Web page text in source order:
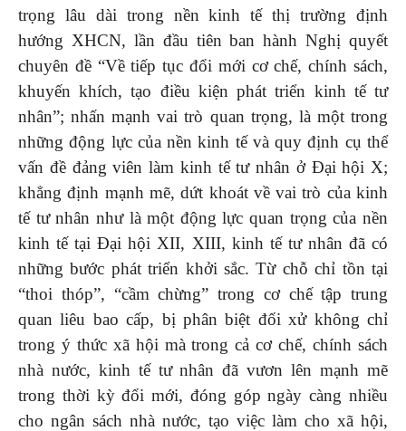
trọng lâu dài trong nền kinh tế thị trường định
hướng XHCN, lần đầu tiên ban hành Nghị quyết
chuyên đề “Về tiếp tục đổi mới cơ chế, chính sách,
khuyến khích, tạo điều kiện phát triển kinh tế tư
nhân”; nhấn mạnh vai trò quan trọng, là một trong
những động lực của nền kinh tế và quy định cụ thể
vấn đề đảng viên làm kinh tế tư nhân ở Đại hội X;
khẳng định mạnh mẽ, dứt khoát về vai trò của kinh
tế tư nhân như là một động lực quan trọng của nền
kinh tế tại Đại hội XII, XIII, kinh tế tư nhân đã có
những bước phát triển khởi sắc. Từ chỗ chỉ tồn tại
“thoi thóp”, “cầm chừng” trong cơ chế tập trung
quan liêu bao cấp, bị phân biệt đối xử không chỉ
trong ý thức xã hội mà trong cả cơ chế, chính sách
nhà nước, kinh tế tư nhân đã vươn lên mạnh mẽ
trong thời kỳ đổi mới, đóng góp ngày càng nhiều
cho ngân sách nhà nước, tạo việc làm cho xã hội,